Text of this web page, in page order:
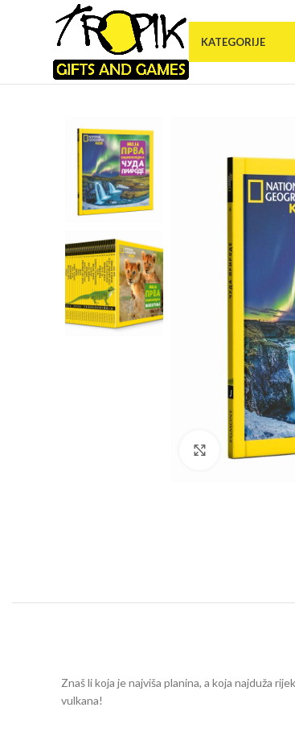
KATEGORIJE
Click to enlarge
Znaš li koja je najviša planina, a koja najduža
vulkana!